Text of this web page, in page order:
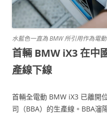
水藍色一直為 BMW 所引用作為電
首輛 BMW iX3 在中
產線下線
首輛全電動 BMW iX3 已離開
司（BBA）的生產線。BBA瀋